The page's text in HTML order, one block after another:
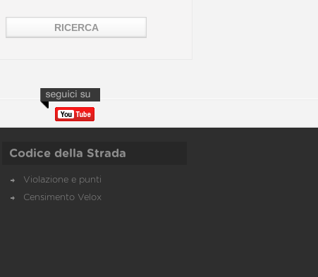
Codice della Strada
Violazione e punti
Censimento Velox